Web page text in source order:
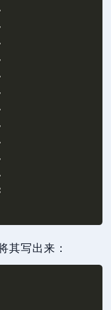
写出来：